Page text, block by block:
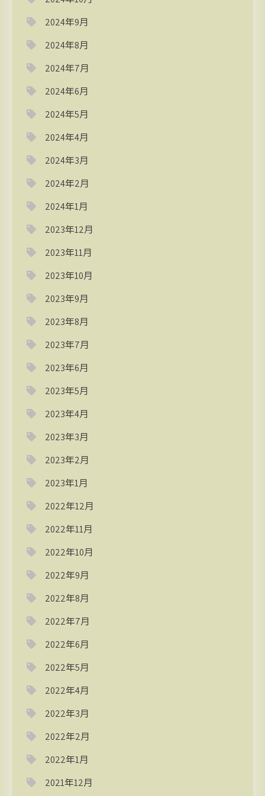
2024年9月
2024年8月
2024年7月
2024年6月
2024年5月
2024年4月
2024年3月
2024年2月
2024年1月
2023年12月
2023年11月
2023年10月
2023年9月
2023年8月
2023年7月
2023年6月
2023年5月
2023年4月
2023年3月
2023年2月
2023年1月
2022年12月
2022年11月
2022年10月
2022年9月
2022年8月
2022年7月
2022年6月
2022年5月
2022年4月
2022年3月
2022年2月
2022年1月
2021年12月